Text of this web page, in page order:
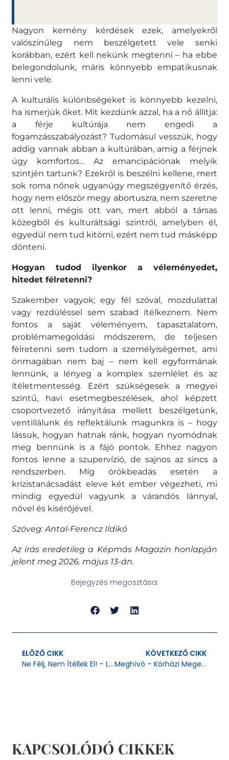
Nagyon kemény kérdések ezek, amelyekről
valószínűleg nem beszélgetett vele senki
korábban, ezért kell nekünk megtenni – ha ebbe
belegondolunk, máris könnyebb empatikusnak
lenni vele.
A kulturális különbségeket is könnyebb kezelni,
ha ismerjük őket. Mit kezdünk azzal, ha a nő állítja:
a férje kultúrája nem engedi a
fogamzásszabályozást? Tudomásul vesszük, hogy
addig vannak abban a kultúrában, amíg a férjnek
úgy komfortos… Az emancipációnak melyik
szintjén tartunk? Ezekről is beszélni kellene, mert
sok roma nőnek ugyanúgy megszégyenítő érzés,
hogy nem először megy abortuszra, nem szeretne
ott lenni, mégis ott van, mert abból a társas
közegből és kulturáltsági szintről, amelyben él,
egyedül nem tud kitörni, ezért nem tud másképp
dönteni.
Hogyan tudod ilyenkor a véleményedet,
hitedet félretenni?
Szakember vagyok; egy fél szóval, mozdulattal
vagy rezdüléssel sem szabad ítélkeznem. Nem
fontos a saját véleményem, tapasztalatom,
problémamegoldási módszerem, de teljesen
félretenni sem tudom a személyiségemet, ami
önmagában nem baj – nem kell egyformának
lennünk, a lényeg a komplex szemlélet és az
ítéletmentesség. Ezért szükségesek a megyei
szintű, havi esetmegbeszélések, ahol képzett
csoportvezető irányítása mellett beszélgetünk,
ventillálunk és reflektálunk magunkra is – hogy
lássuk, hogyan hatnak ránk, hogyan nyomódnak
meg bennünk is a fájó pontok. Ehhez nagyon
fontos lenne a szupervízió, de sajnos az sincs a
rendszerben. Míg örökbeadás esetén a
krízistanácsadást eleve két ember végezheti, mi
mindig egyedül vagyunk a várandós lánnyal,
nővel és kísérőjével.
Szöveg: Antal-Ferencz Ildikó
Az írás eredetileg a Képmás Magazin honlapján
jelent meg 2026. május 13-án.
Bejegyzés megosztása:
ELŐZŐ CIKK
Ne Félj, Nem Ítéllek El! – Lelkigyakorlat Magzatvesztőknek
KÖVETKEZŐ CIKK
Meghívó – Kórházi Megemlékezés A Meg Nem Született Gyermekekről
KAPCSOLÓDÓ CIKKEK